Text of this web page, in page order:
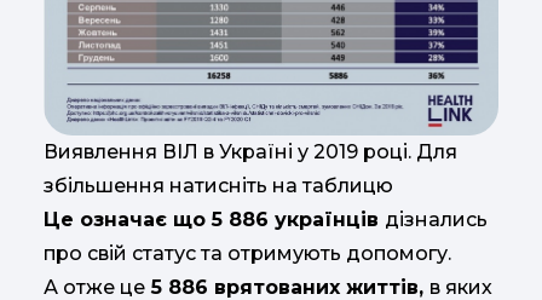
Виявлення ВІЛ в Україні у 2019 році. Для
збільшення натисніть на таблицю
Це означає що 5 886 українців дізнались
про свій статус та отримують допомогу.
А отже це 5 886 врятованих життів, в яких